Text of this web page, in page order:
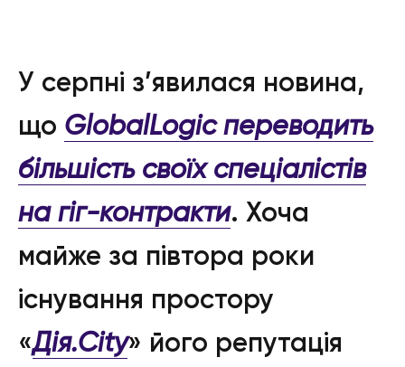
У серпні з’явилася новина,
що GlobalLogic переводить
більшість своїх спеціалістів
на гіг-контракти. Хоча
майже за півтора роки
існування простору
«Дія.City» його репутація